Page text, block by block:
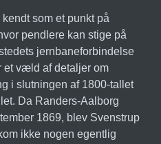
som et punkt på
pendlere kan stige på
jernbaneforbindelse
et væld af detaljer om
i slutningen af 1800-tallet
Da Randers-Aalborg
1869, blev Svenstrup
ikke nogen egentlig